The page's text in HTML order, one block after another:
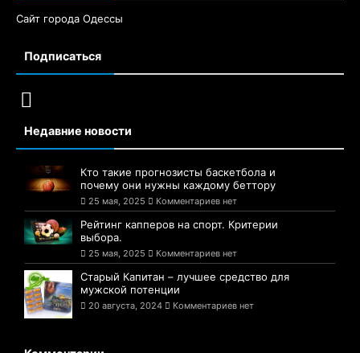
Сайт города Одессы
Подписаться
Недавние новости
Кто такие прогнозисты баскетбола и
почему они нужны каждому беттору
25 мая, 2025 Комментариев нет
Рейтинг капперов на спорт. Критерии
выбора.
25 мая, 2025 Комментариев нет
Старый Капитан – лучшее средство для
мужской потенции
20 августа, 2024 Комментариев нет